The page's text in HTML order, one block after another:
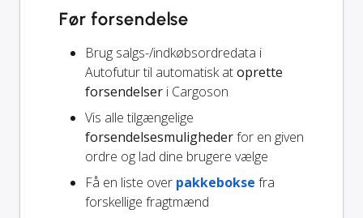
Før forsendelse
Brug salgs-/indkøbsordredata i
Autofutur til automatisk atoprette
forsendelser i Cargoson
Vis alle tilgængelige
forsendelsesmulighederfor en given
ordre og lad dine brugere vælge
Få en liste over pakkebokse fra
forskellige fragtmænd